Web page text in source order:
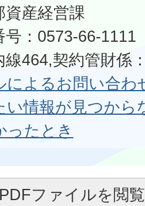
資産経営課
号：0573-66-1111
線464,契約管財係
によるお問い合わ
い情報が見つから
ったとき
PDFファイルを閲